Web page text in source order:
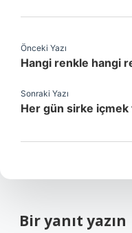
Önceki Yazı
Hangi renkle hangi
Sonraki Yazı
Her gün sirke içmek
Bir yanıt yazın